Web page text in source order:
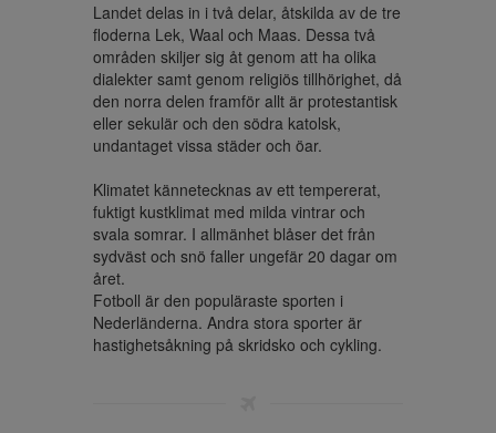
Landet delas in i två delar, åtskilda av de tre
floderna Lek, Waal och Maas. Dessa två
områden skiljer sig åt genom att ha olika
dialekter samt genom religiös tillhörighet, då
den norra delen framför allt är protestantisk
eller sekulär och den södra katolsk,
undantaget vissa städer och öar.
Klimatet kännetecknas av ett tempererat,
fuktigt kustklimat med milda vintrar och
svala somrar. I allmänhet blåser det från
sydväst och snö faller ungefär 20 dagar om
året.
Fotboll är den populäraste sporten i
Nederländerna. Andra stora sporter är
hastighetsåkning på skridsko och cykling.